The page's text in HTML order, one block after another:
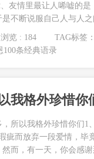
友情里最让人唏嘘的
不断说服自己人与人之
浏览 : 184 TAG标签
100条经典语录
我格外珍惜你
所以我格外珍惜你们1
疵而放弃一段爱情，毕
而，有一天，你会感